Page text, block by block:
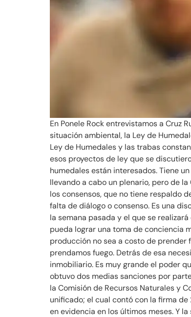
En Ponele Rock entrevistamos a Cruz
situación ambiental, la Ley de
Ley de Humedales y las trabas
esos proyectos de ley que se
humedales están interesados. Tiene
llevando a cabo un plenario, pero de
los consensos, que no tiene respaldo
falta de diálogo o consenso. Es una
la semana pasada y el que se
pueda lograr una toma de conciencia
producción no sea a costo de prender
prendamos fuego. Detrás de esa
inmobiliario. Es muy grande el poder
obtuvo dos medias sanciones por
la Comisión de Recursos Naturales y
unificado; el cual contó con la firma
en evidencia en los últimos meses. Y